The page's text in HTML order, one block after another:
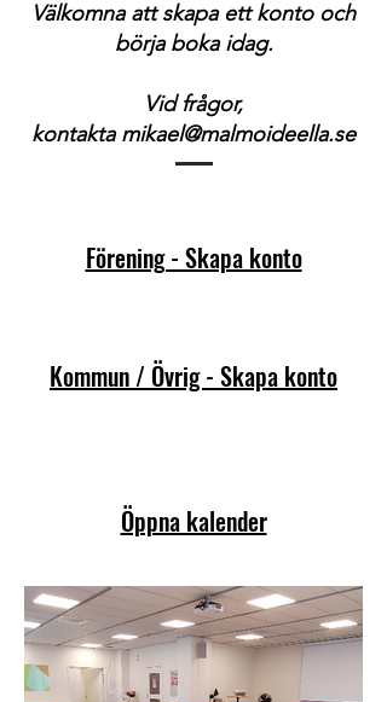
Välkomna att skapa ett konto och
börja boka idag.
Vid frågor,
kontaktamikael@malmoideella.se
Förening - Skapa konto
Kommun / Övrig - Skapa konto
Öppna kalender